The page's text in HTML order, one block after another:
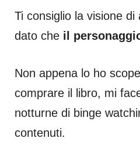
Ti consiglio la visione di
dato che il
Non appena lo ho
comprare il libro, mi
notturne di binge
contenuti.